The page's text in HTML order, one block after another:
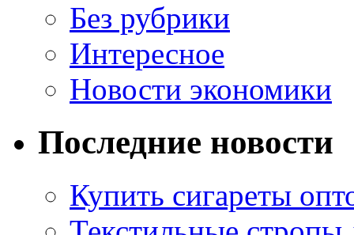
Без рубрики
Интересное
Новости экономики
Последние новости
Купить сигареты